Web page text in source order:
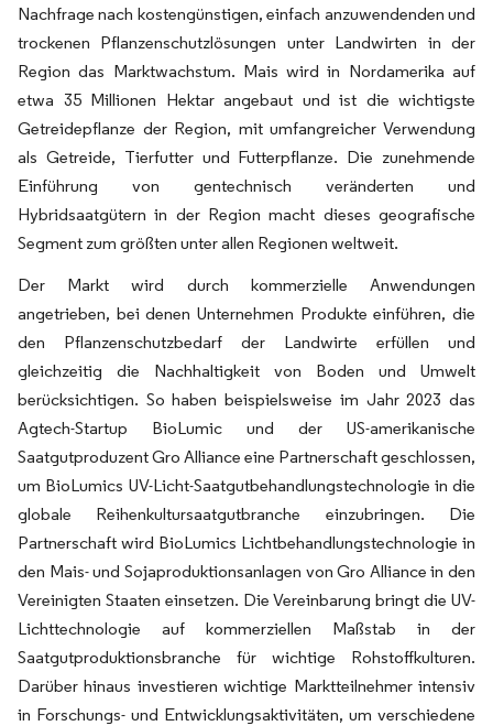
Nachfrage nach kostengünstigen, einfach anzuwendenden und
trockenen Pflanzenschutzlösungen unter Landwirten in der
Region das Marktwachstum. Mais wird in Nordamerika auf
etwa 35 Millionen Hektar angebaut und ist die wichtigste
Getreidepflanze der Region, mit umfangreicher Verwendung
als Getreide, Tierfutter und Futterpflanze. Die zunehmende
Einführung von gentechnisch veränderten und
Hybridsaatgütern in der Region macht dieses geografische
Segment zum größten unter allen Regionen weltweit.
Der Markt wird durch kommerzielle Anwendungen
angetrieben, bei denen Unternehmen Produkte einführen, die
den Pflanzenschutzbedarf der Landwirte erfüllen und
gleichzeitig die Nachhaltigkeit von Boden und Umwelt
berücksichtigen. So haben beispielsweise im Jahr 2023 das
Agtech-Startup BioLumic und der US-amerikanische
Saatgutproduzent Gro Alliance eine Partnerschaft geschlossen,
um BioLumics UV-Licht-Saatgutbehandlungstechnologie in die
globale Reihenkultursaatgutbranche einzubringen. Die
Partnerschaft wird BioLumics Lichtbehandlungstechnologie in
den Mais- und Sojaproduktionsanlagen von Gro Alliance in den
Vereinigten Staaten einsetzen. Die Vereinbarung bringt die UV-
Lichttechnologie auf kommerziellen Maßstab in der
Saatgutproduktionsbranche für wichtige Rohstoffkulturen.
Darüber hinaus investieren wichtige Marktteilnehmer intensiv
in Forschungs- und Entwicklungsaktivitäten, um verschiedene